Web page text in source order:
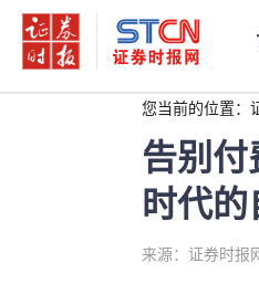
您当前的位置：
告别
时代
来源：证券时报